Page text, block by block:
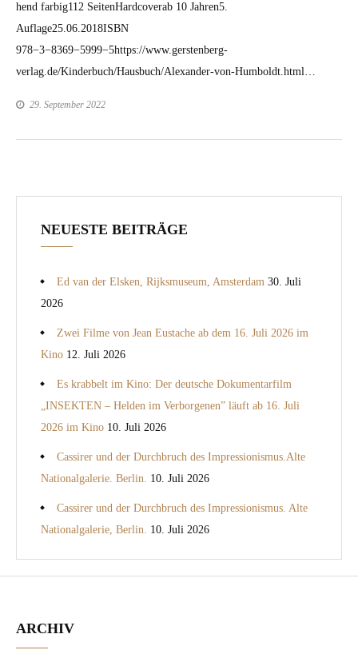
hend far­big112 Seit­enHard­cov­erab 10 Jahren5.
Auflage25.06.2018ISBN
978−3−8369−5999−5https://www.gerstenberg-
verlag.de/Kinderbuch/Hausbuch/Alexander-von-Humboldt.html…
29. September 2022
NEUESTE BEITRÄGE
Ed van der Elsken, Rijksmuseum, Amsterdam 30. Juli
2026
Zwei Filme von Jean Eustache ab dem 16. Juli 2026 im
Kino 12. Juli 2026
Es krabbelt im Kino: Der deutsche Dokumentarfilm
„INSEKTEN – Helden im Verborgenen” läuft ab 16. Juli
2026 im Kino 10. Juli 2026
Cassirer und der Durchbruch des Impressionismus.Alte
Nationalgalerie. Berlin. 10. Juli 2026
Cassirer und der Durchbruch des Impressionismus. Alte
Nationalgalerie, Berlin. 10. Juli 2026
ARCHIV